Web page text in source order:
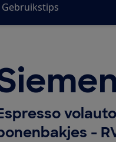
Gebruikstips
-